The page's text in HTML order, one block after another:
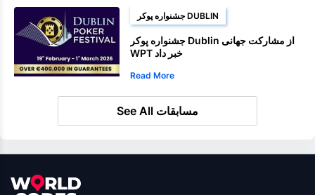
جشنواره پوکر DUBLIN
جشنواره پوکر Dublin از مشارکت جهانی
WPT خبر داد
Read More
See All مسابقات